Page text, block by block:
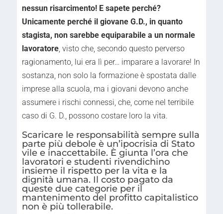
nessun risarcimento! E sapete perché?
Unicamente perché il giovane G.D., in quanto
stagista, non sarebbe equiparabile a un normale
lavoratore, visto che, secondo questo perverso
ragionamento, lui era lì per… imparare a lavorare! In
sostanza, non solo la formazione è spostata dalle
imprese alla scuola, ma i giovani devono anche
assumere i rischi connessi, che, come nel terribile
caso di G. D., possono costare loro la vita.
Scaricare le responsabilità sempre sulla
parte più debole è un’ipocrisia di Stato
vile e inaccettabile. È giunta l’ora che
lavoratori e studenti rivendichino
insieme il rispetto per la vita e la
dignità umana. Il costo pagato da
queste due categorie per il
mantenimento del profitto capitalistico
non è più tollerabile.